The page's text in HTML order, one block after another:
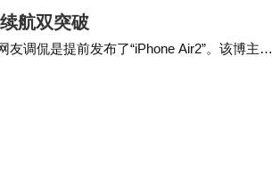
航双突破
调侃是提前发布了“iPhone Air2”。该博主表